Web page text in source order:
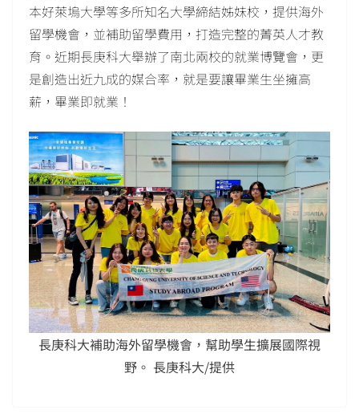
本好萊塢大學等多所知名大學締結姊妹校，提供海外
留學機會，並補助留學費用，打造完整的菁英人才教
育。近期長庚科大舉辦了南北兩校的就業博覽會，更
是創造出近九成的媒合率，就是要讓畢業生坐擁高
薪，畢業即就業！
長庚科大補助海外留學機會，幫助學生擴展國際視
野。 長庚科大/提供